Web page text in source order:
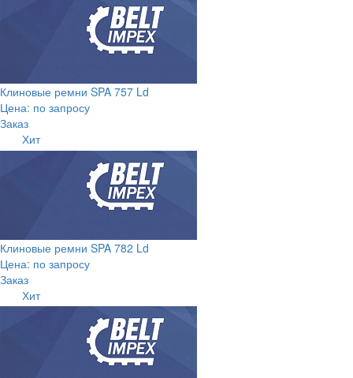
Клиновые ремни SPA 757 Ld
Цена: по запросу
Заказ
Хит
Клиновые ремни SPA 782 Ld
Цена: по запросу
Заказ
Хит